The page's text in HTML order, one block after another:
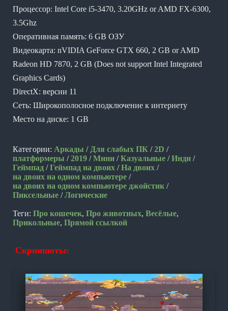
Процессор: Intel Core i5-3470, 3.20GHz or AMD FX-6300,
3.5Ghz
Оперативная память: 6 GB ОЗУ
Видеокарта: nVIDIA GeForce GTX 660, 2 GB or AMD
Radeon HD 7870, 2 GB (Does not support Intel Integrated
Graphics Cards)
DirectX: версии 11
Сеть: Широкополосное подключение к интернету
Место на диске: 1 GB
Категории: Аркады / Для слабых ПК /2D /
платформеры /2019 /Мини /Казуальные /Инди /
Геймпад /Геймпад на двоих /На двоих /
на двоих на одном компьютере /
на двоих на одном компьютере джойстик /
Пиксельные /Логические
Теги: Про кошечек, Про животных, Весёлые,
Прикольные, Прямой ссылкой
Скриншоты: